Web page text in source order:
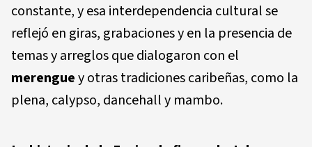
constante, y esa interdependencia cultural se
reflejó en giras, grabaciones y en la presencia de
temas y arreglos que dialogaron con el
merenguey otras tradiciones caribeñas, como la
plena, calypso, dancehall y mambo.